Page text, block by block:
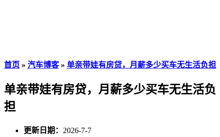
首页 » 汽车博客» 单亲带娃有房贷，月薪多少买车无生活负担
单亲带娃有房贷，月薪多少买车无生活负
担
更新日期： 2026-7-7